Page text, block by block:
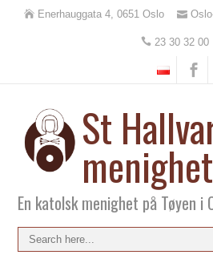
Enerhauggata 4, 0651 Oslo
23 30 32 00
St
menighet
En katolsk menighet på Tøyen i